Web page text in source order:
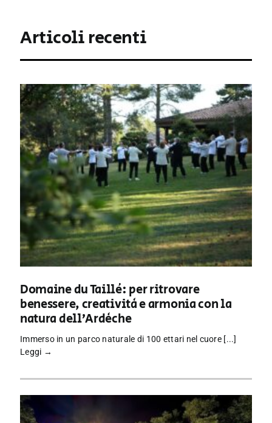
Articoli recenti
Domaine du Taillé: per ritrovare
benessere, creatività e armonia con la
natura dell’Ardèche
Immerso in un parco naturale di 100 ettari nel cuore [...]
Leggi →